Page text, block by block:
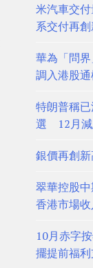
米汽車交
系交付再
華為「問
調入港股
特朗普稱
選 12月減
銀價再創
翠華控股
香港市場
10月赤字
擺提前福利